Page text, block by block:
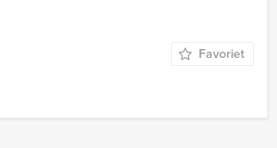
Favoriet